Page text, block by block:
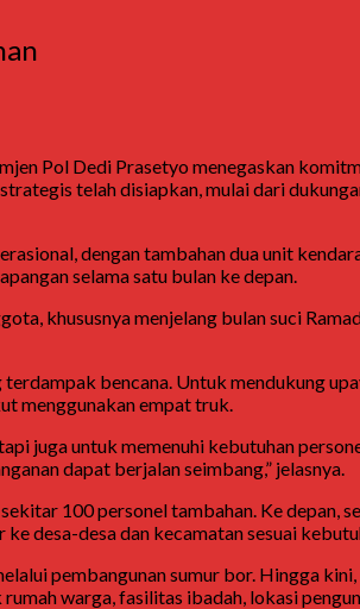
Pol Dedi Prasetyo menegaskan
telah disiapkan, mulai dari
dengan tambahan dua unit
selama satu bulan ke depan.
khususnya menjelang bulan suci
bencana. Untuk mendukung
menggunakan empat truk.
juga untuk memenuhi kebutuhan
dapat berjalan seimbang,” jelasnya.
100 personel tambahan. Ke depan,
desa-desa dan kecamatan sesuai
pembangunan sumur bor. Hingga
warga, fasilitas ibadah, lokasi